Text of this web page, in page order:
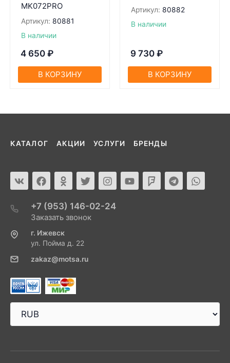
MK072PRO
Артикул: 80881
В наличии
4 650 ₽
В КОРЗИНУ
Артикул: 80882
В наличии
9 730 ₽
В КОРЗИНУ
КАТАЛОГ АКЦИИ УСЛУГИ БРЕНДЫ
+7 (953) 146-02-24
Заказать звонок
г. Ижевск
ул. Пойма д. 22
zakaz@motsa.ru